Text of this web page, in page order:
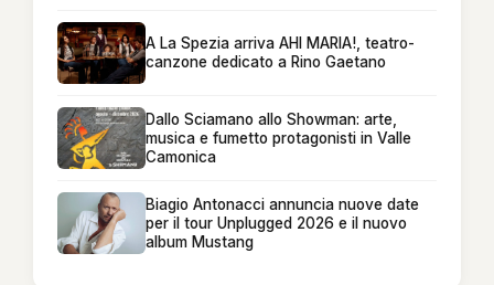
A La Spezia arriva AHI MARIA!, teatro-
canzone dedicato a Rino Gaetano
Dallo Sciamano allo Showman: arte,
musica e fumetto protagonisti in Valle
Camonica
Biagio Antonacci annuncia nuove date
per il tour Unplugged 2026 e il nuovo
album Mustang